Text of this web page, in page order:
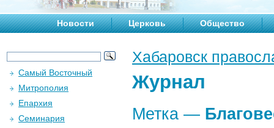
Новости Церковь Общество
Хабаровск
Журнал
Метка —
Самый Восточный
Митрополия
Епархия
Семинария